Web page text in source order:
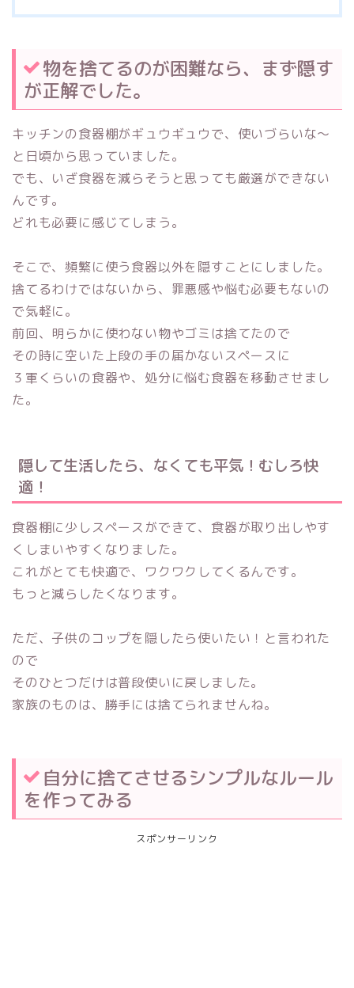
物を捨てるのが困難なら、まず隠す
が正解でした。
キッチンの食器棚がギュウギュウで、使いづらいな～
と日頃から思っていました。
でも、いざ食器を減らそうと思っても厳選ができない
んです。
どれも必要に感じてしまう。
そこで、頻繁に使う食器以外を隠すことにしました。
捨てるわけではないから、罪悪感や悩む必要もないの
で気軽に。
前回、明らかに使わない物やゴミは捨てたので
その時に空いた上段の手の届かないスペースに
３軍くらいの食器や、処分に悩む食器を移動させまし
た。
隠して生活したら、なくても平気！むしろ快
適！
食器棚に少しスペースができて、食器が取り出しやす
くしまいやすくなりました。
これがとても快適で、ワクワクしてくるんです。
もっと減らしたくなります。
ただ、子供のコップを隠したら使いたい！と言われた
ので
そのひとつだけは普段使いに戻しました。
家族のものは、勝手には捨てられませんね。
自分に捨てさせるシンプルなルール
を作ってみる
スポンサーリンク